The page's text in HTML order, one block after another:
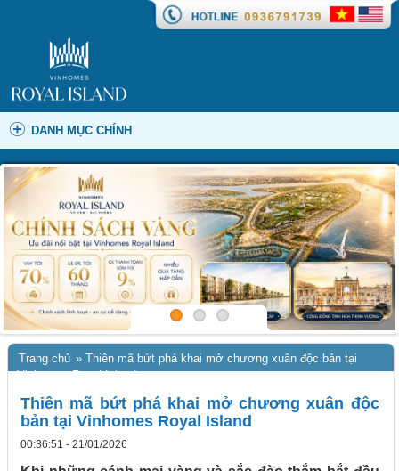
DANH MỤC CHÍNH
Trang chủ » Thiên mã bứt phá khai mở chương xuân độc bản tại
Vinhomes Royal Island
Thiên mã bứt phá khai mở chương xuân độc
bản tại Vinhomes Royal Island
00:36:51 - 21/01/2026